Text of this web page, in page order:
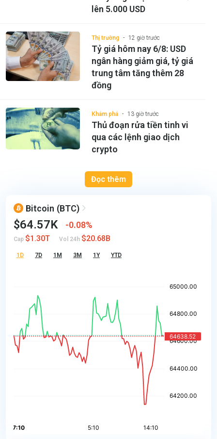
lên 5.000 USD
Thị trường 12 giờ trước
Tỷ giá hôm nay 6/8: USD
ngân hàng giảm giá, tỷ giá
trung tâm tăng thêm 28
đồng
Khám phá 13 giờ trước
Thủ đoạn rửa tiền tinh vi
qua các lệnh giao dịch
crypto
Đọc thêm
Bitcoin (BTC)
$64.57K 0.08%
Cap $1.30T Vol 24h $20.68B
1D 7D 1M 3M 1Y YTD